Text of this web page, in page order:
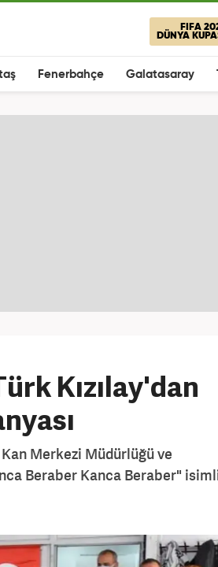
FIFA
DÜNYA
Fenerbahçe Galatasaray
Kızılay'dan
Kan Merkezi Müdürlüğü ve
Beraber Kanca Beraber"